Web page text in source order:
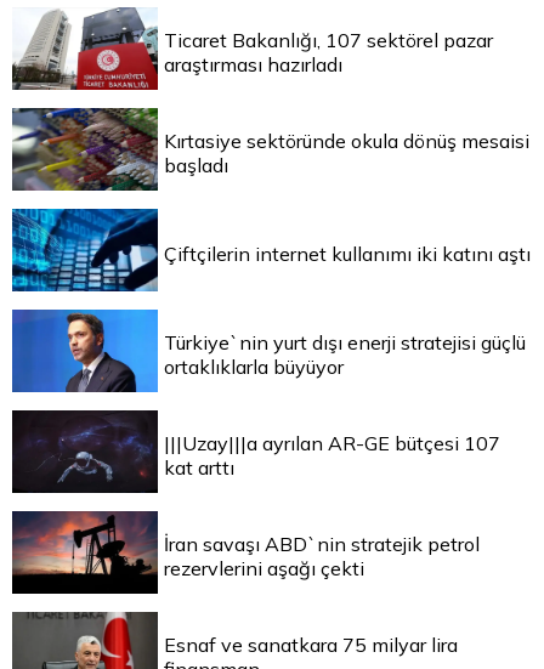
Ticaret Bakanlığı, 107 sektörel pazar
araştırması hazırladı
Kırtasiye sektöründe okula dönüş mesaisi
başladı
Çiftçilerin internet kullanımı iki katını aştı
Türkiye`nin yurt dışı enerji stratejisi güçlü
ortaklıklarla büyüyor
|||Uzay|||a ayrılan AR-GE bütçesi 107
kat arttı
İran savaşı ABD`nin stratejik petrol
rezervlerini aşağı çekti
Esnaf ve sanatkara 75 milyar lira